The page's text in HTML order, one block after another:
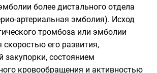
более дистального отдела
артериальная эмболия). Исход
тромбоза или эмболии
скоростью его развития,
закупорки, состоянием
кровообращения и активностью